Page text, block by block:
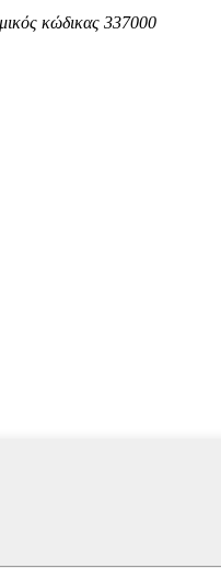
κώδικας 337000